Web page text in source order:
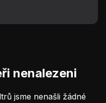
nenalezeni
jsme nenašli žádné